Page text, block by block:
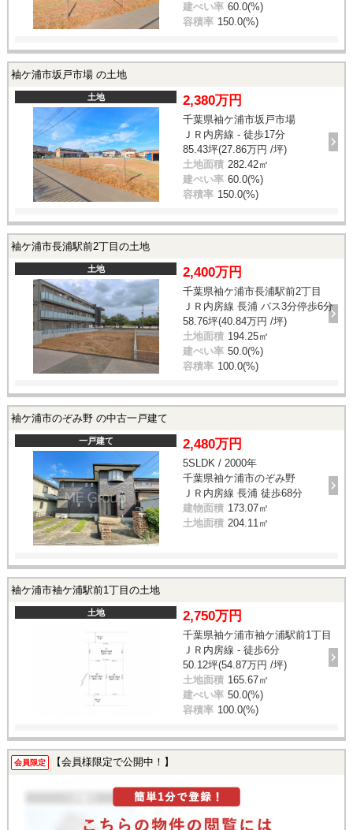
建ぺい率 60.0(%)
容積率 150.0(%)
袖ケ浦市坂戸市場 の土地
土地 2,380万円
千葉県袖ケ浦市坂戸市場
ＪＲ内房線 - 徒歩17分
85.43坪(27.86万円 /坪)
土地面積 282.42㎡
建ぺい率 60.0(%)
容積率 150.0(%)
袖ケ浦市長浦駅前2丁目の土地
土地 2,400万円
千葉県袖ケ浦市長浦駅前2丁目
ＪＲ内房線 長浦 バス3分停歩6分
58.76坪(40.84万円 /坪)
土地面積 194.25㎡
建ぺい率 50.0(%)
容積率 100.0(%)
袖ケ浦市のぞみ野 の中古一戸建て
一戸建て 2,480万円
5SLDK / 2000年
千葉県袖ケ浦市のぞみ野
ＪＲ内房線 長浦 徒歩68分
建物面積 173.07㎡
土地面積 204.11㎡
袖ケ浦市袖ケ浦駅前1丁目の土地
土地 2,750万円
千葉県袖ケ浦市袖ケ浦駅前1丁目
ＪＲ内房線 - 徒歩6分
50.12坪(54.87万円 /坪)
土地面積 165.67㎡
建ぺい率 50.0(%)
容積率 100.0(%)
会員限定 【会員様限定で公開中！】